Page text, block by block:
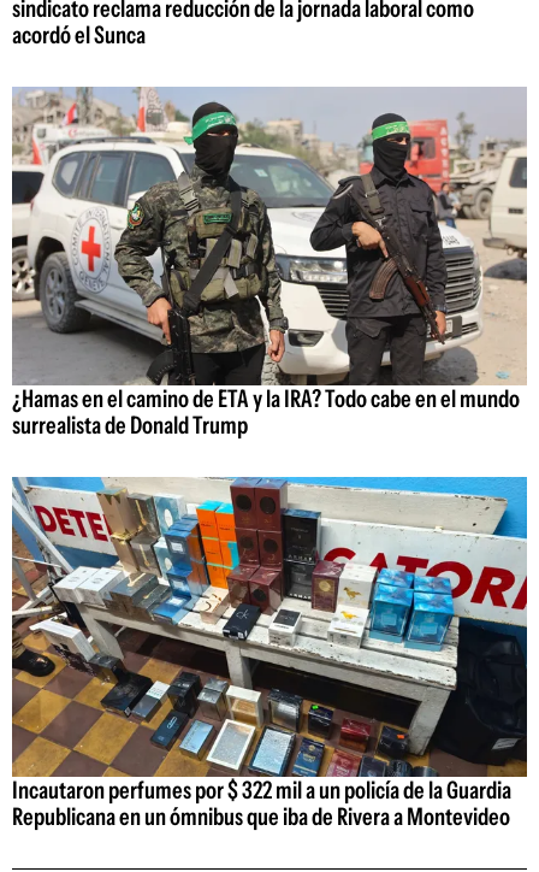
sindicato reclama reducción de la jornada laboral como
acordó el Sunca
¿Hamas en el camino de ETA y la IRA? Todo cabe en el mundo
surrealista de Donald Trump
Incautaron perfumes por $ 322 mil a un policía de la Guardia
Republicana en un ómnibus que iba de Rivera a Montevideo